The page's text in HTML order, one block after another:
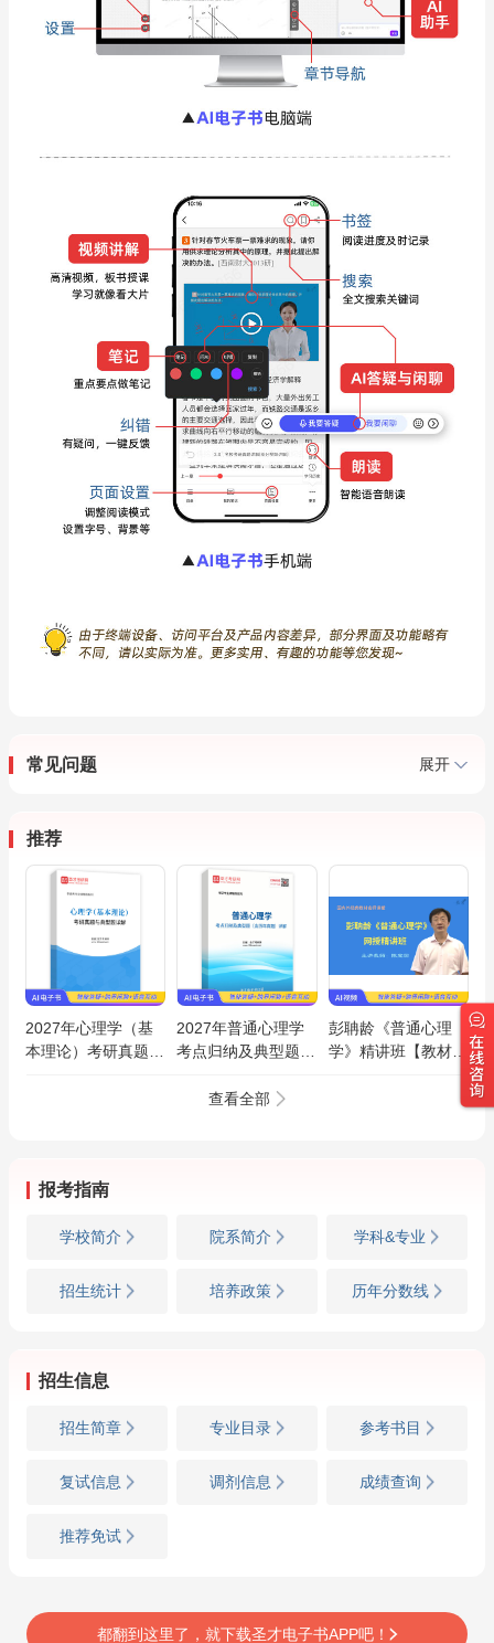
常见问题 展开
推荐
2027年心理学（基
本理论）考研真题与
2027年普通心理学
考点归纳及典型题
彭聃龄《普通心理
学》精讲班【教材精
查看全部
报考指南
学校简介 院系简介 学科&专业
招生统计 培养政策 历年分数线
招生信息
招生简章 专业目录 参考书目
复试信息 调剂信息 成绩查询
推荐免试
都翻到这里了，就下载圣才电子书APP吧！